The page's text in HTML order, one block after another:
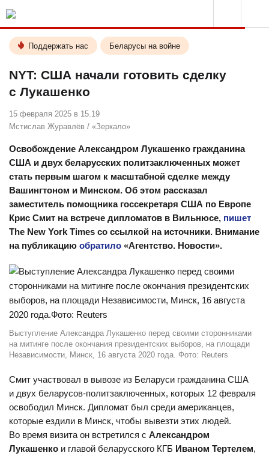
Поддержать нас Беларусы на войне
NYT: США начали готовить сделку
с Лукашенко
15 февраля 2025 в 15.19
Мстислав Журавлёв / «Зеркало»
Освобождение Александром Лукашенко гражданина
США и двух беларусских политзаключенных может
стать первым шагом к масштабной сделке между
Вашингтоном и Минском. Об этом рассказал
заместитель помощника госсекретаря США по Европе
Крис Смит на встрече дипломатов в Вильнюсе, пишет
The New York Times со ссылкой на источники. Внимание
на публикацию обратило «Агентство. Новости».
Выступление Александра Лукашенко перед своими сторонниками
на митинге после окончания президентских выборов, на площади
Независимости, Минск, 16 августа 2020 года. Фото: Reuters
Смит участвовал в вывозе из Беларуси гражданина США
и двух беларусов-политзаключенных, которых 12 февраля
освободил Минск. Дипломат был среди американцев,
которые ездили в Минск, чтобы вывезти этих людей.
Во время визита он встретился с Александром
Лукашенко и главой беларусского КГБ Иваном Тертелем,